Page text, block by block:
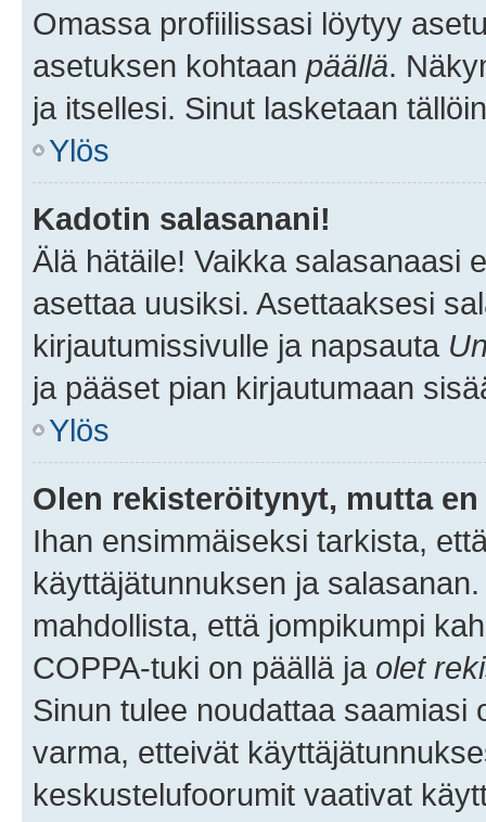
Omassa profiilissasi löytyy
asetuksen kohtaan päällä.
ja itsellesi. Sinut lasketaan
Ylös
Kadotin salasanani!
Älä hätäile! Vaikka salasanaasi
asettaa uusiksi. Asettaaksesi
kirjautumissivulle ja napsauta
ja pääset pian kirjautumaan
Ylös
Olen rekisteröitynyt, mutta
Ihan ensimmäiseksi tarkista,
käyttäjätunnuksen ja
mahdollista, että jompikumpi
COPPA-tuki on päällä ja olet
Sinun tulee noudattaa saamiasi
varma, etteivät
keskustelufoorumit vaativat